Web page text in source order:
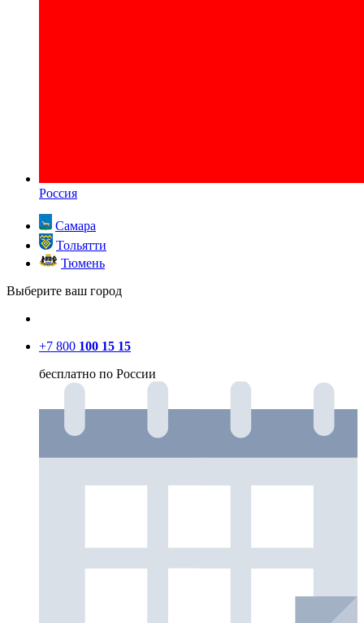
Россия
Самара
Тольятти
Тюмень
Выберите ваш город
+7 800 100 15 15
бесплатно по России